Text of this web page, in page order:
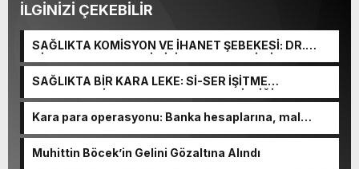
İLGİNİZİ ÇEKEBİLİR
SAĞLIKTA KOMİSYON VE İHANET ŞEBEKESİ: DR.
NİHAT URUÇ VE SEMİH İŞİTME MERKEZİ’NİN SGK
VURGUNU!
SAĞLIKTA BİR KARA LEKE: Sİ-SER İŞİTME
MERKEZLERİ VE MODERN UMUT TACİRLİĞİ
Kara para operasyonu: Banka hesaplarına, mal
Muhittin Böcek’in Gelini Gözaltına Alındı